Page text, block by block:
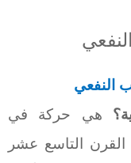
النفعي
هي حركة في
التاسع عشر